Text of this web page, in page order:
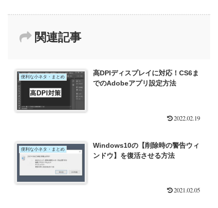
関連記事
便利な小ネタ・まとめ
高DPIディスプレイに対応！CS6ま
でのAdobeアプリ設定方法
2022.02.19
便利な小ネタ・まとめ
Windows10の【削除時の警告ウィ
ンドウ】を復活させる方法
2021.02.05